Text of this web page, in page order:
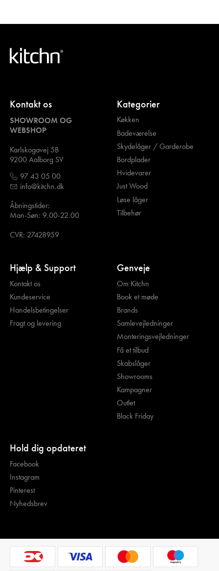
Kontakt os
SHOWROOM OG
WEBSHOP
Karlskogavej 5B
9200 Aalborg SV
97 43 05 00
info@kitchn.dk
Åbningstider:
Man-Søn: 9.00-22.00
CVR: 27428959
Kategorier
Køkken
Badeværelse
Skydelåger / Garderobe
Bordplader
Hvidevarer
Just Wood
Løse låger
Tilbehør
Hjælp & Support
Kontakt os
Kundeservice
Handelsbetingelser
Fragt og levering
Genveje
Om Kitchn
Book et møde
Brands
Samlevejledninger
Monteringsvejledninger
Få et tilbud
Skabslåger
Showrooms
Kampagner
Outlet
Black Friday
Hold dig opdateret
Facebook
Instagram
Pinterest
Nyhedsbrev